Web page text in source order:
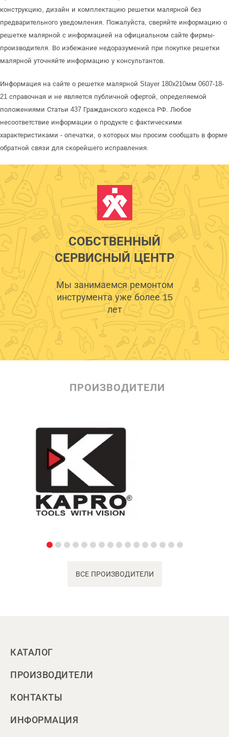
конструкцию, дизайн и комплектацию решетки малярной без
предварительного уведомления. Пожалуйста, сверяйте информацию о
решетке малярной с информацией на официальном сайте фирмы-
производителя. Во избежание недоразумений при покупке решетки
малярной уточняйте информацию у консультантов.
Информация на сайте о решетке малярной Stayer 180х210мм 0607-18-
21 справочная и не является публичной офертой, определяемой
положениями Статьи 437 Гражданского кодекса РФ. Любое
несоответствие информации о продукте с фактическими
характеристиками - опечатки, о которых мы просим сообщать в форме
обратной связи для скорейшего исправления.
СОБСТВЕННЫЙ
СЕРВИСНЫЙ ЦЕНТР
Мы занимаемся ремонтом
инструмента уже более 15
лет
ПРОИЗВОДИТЕЛИ
ВСЕ ПРОИЗВОДИТЕЛИ
КАТАЛОГ
ПРОИЗВОДИТЕЛИ
КОНТАКТЫ
ИНФОРМАЦИЯ